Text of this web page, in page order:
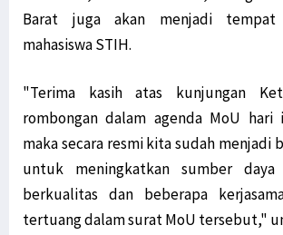
Barat juga akan menjadi tempat
mahasiswa STIH.
"Terima kasih atas kunjungan
rombongan dalam agenda MoU hari
maka secara resmi kita sudah menjadi
untuk meningkatkan sumber daya
berkualitas dan beberapa
tertuang dalam surat MoU tersebut,"